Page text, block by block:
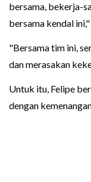
bersama, bekerja-
bersama kendal
"Bersama tim ini,
dan merasakan
Untuk itu, Felipe
dengan